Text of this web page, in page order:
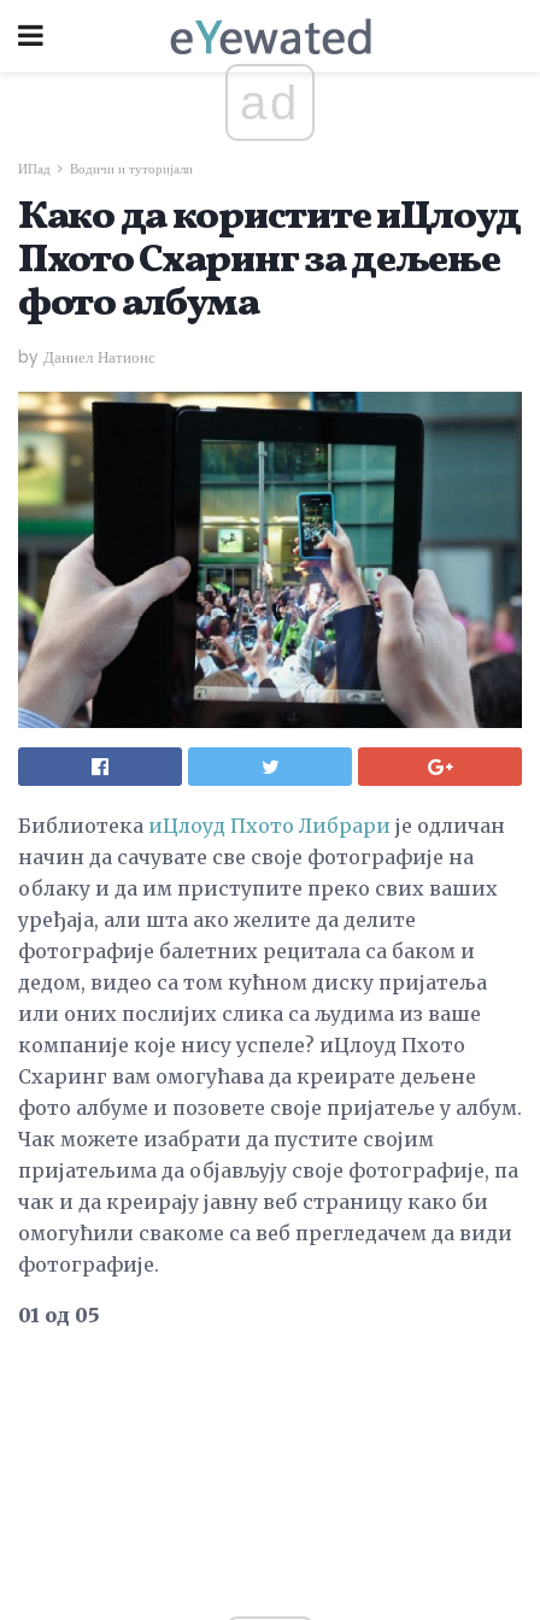
ad
ИПад Водичи и туторијали
Како да користите иЦлоуд
Пхото Схаринг за дељење
фото албума
by Даниел Натионс
Библиотека иЦлоуд Пхото Либрари је одличан
начин да сачувате све своје фотографије на
облаку и да им приступите преко свих ваших
уређаја, али шта ако желите да делите
фотографије балетних рецитала са баком и
дедом, видео са том кућном диску пријатеља
или оних послијих слика са људима из ваше
компаније које нису успеле? иЦлоуд Пхото
Схаринг вам омогућава да креирате дељене
фото албуме и позовете своје пријатеље у албум.
Чак можете изабрати да пустите својим
пријатељима да објављују своје фотографије, па
чак и да креирају јавну веб страницу како би
омогућили свакоме са веб прегледачем да види
фотографије.
01 од 05